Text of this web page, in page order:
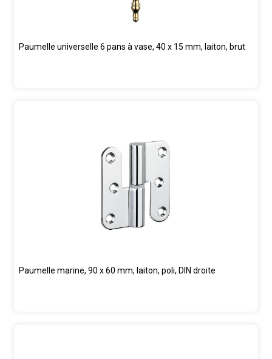
Paumelle universelle 6 pans à vase, 40 x 15 mm, laiton, brut
Paumelle marine, 90 x 60 mm, laiton, poli, DIN droite